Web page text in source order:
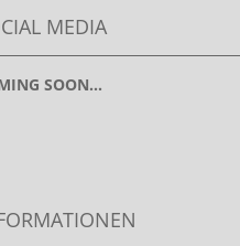
MEDIA
SOON...